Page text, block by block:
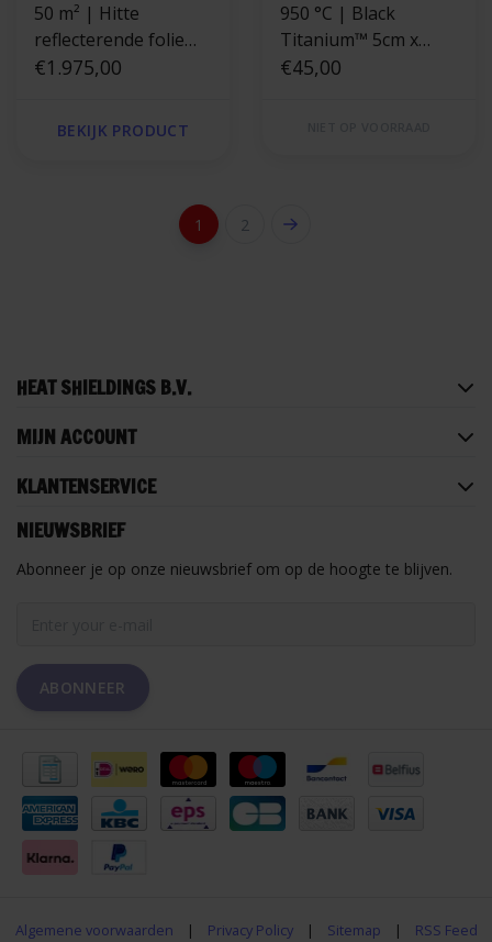
50 m² | Hitte
reflecterende folie
goud 400 °C
€1.975,00
BEKIJK PRODUCT
950 °C | Black
Titanium™ 5cm x
7.6m uitlaatband
€45,00
1 2
HEAT SHIELDINGS B.V.
MIJN ACCOUNT
KLANTENSERVICE
NIEUWSBRIEF
Abonneer je op onze nieuwsbrief om op de hoogte te blijven.
ABONNEER
Algemene voorwaarden | Privacy Policy | Sitemap | RSS Feed